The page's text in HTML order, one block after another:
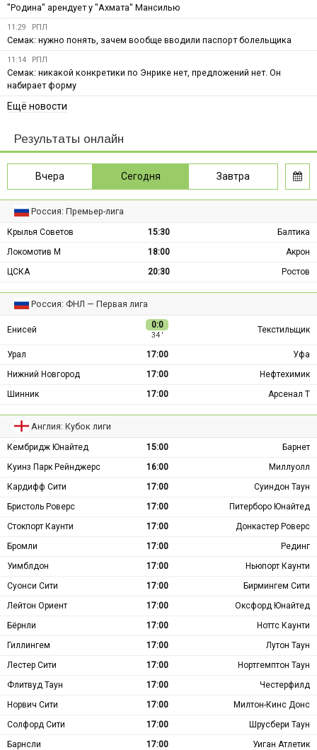
"Родина" арендует у "Ахмата" Мансилью
11:29 РПЛ
Семак: нужно понять, зачем вообще вводили паспорт болельщика
11:14 РПЛ
Семак: никакой конкретики по Энрике нет, предложений нет. Он
набирает форму
Ещё новости
Результаты онлайн
Вчера Сегодня Завтра
Россия: Премьер-лига
Крылья Советов 15:30
Балтика
Локомотив М
18:00
Акрон
ЦСКА
20:30 Ростов
Россия: ФНЛ — Первая лига
Енисей 0:0
34 ′
Текстильщик
Урал 17:00
Уфа
Нижний Новгород
17:00
Нефтехимик
Шинник
17:00 Арсенал Т
Англия: Кубок лиги
Кембридж Юнайтед 15:00
Барнет
Куинз Парк Рейнджерс
16:00
Миллуолл
Кардифф Сити
17:00
Суиндон Таун
Бристоль Роверс
17:00
Питерборо Юнайтед
Стокпорт Каунти
17:00
Донкастер Роверс
Бромли
17:00
Рединг
Уимблдон
17:00
Ньюпорт Каунти
Суонси Сити
17:00
Бирмингем Сити
Лейтон Ориент
17:00
Оксфорд Юнайтед
Бёрнли
17:00
Ноттс Каунти
Гиллингем
17:00
Лутон Таун
Лестер Сити
17:00
Нортгемптон Таун
Флитвуд Таун
17:00
Честерфилд
Норвич Сити
17:00
Милтон-Кинс Донс
Солфорд Сити
17:00
Шрусбери Таун
Барнсли
17:00
Уиган Атлетик